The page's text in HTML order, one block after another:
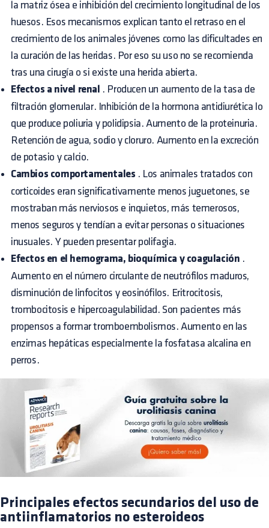
la matriz ósea e inhibición del crecimiento longitudinal de los
huesos. Esos mecanismos explican tanto el retraso en el
crecimiento de los animales jóvenes como las dificultades en
la curación de las heridas. Por eso su uso no se recomienda
tras una cirugía o si existe una herida abierta.
Efectos a nivel renal
. Producen un aumento de la tasa de
filtración glomerular. Inhibición de la hormona antidiurética lo
que produce poliuria y polidipsia. Aumento de la proteinuria.
Retención de agua, sodio y cloruro. Aumento en la excreción
de potasio y calcio.
Cambios comportamentales . Los animales tratados con
corticoides eran significativamente menos juguetones, se
mostraban más nerviosos e inquietos, más temerosos,
menos seguros y tendían a evitar personas o situaciones
inusuales. Y pueden presentar polifagia.
Efectos en el hemograma, bioquímica y coagulación .
Aumento en el número circulante de neutrófilos maduros,
disminución de linfocitos y eosinófilos. Eritrocitosis,
trombocitosis e hipercoagulabilidad. Son pacientes más
propensos a formar tromboembolismos. Aumento en las
enzimas hepáticas especialmente la fosfatasa alcalina en
perros.
Principales efectos secundarios del uso de
antiinflamatorios no esteroideos